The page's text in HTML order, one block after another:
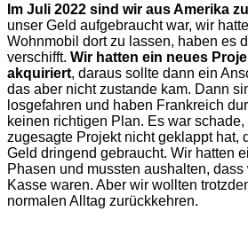
Im Juli 2022 sind wir aus Amerika
unser Geld aufgebraucht war, wir
Wohnmobil dort zu lassen, haben es
verschifft. Wir hatten ein neues
akquiriert, daraus sollte dann ein
das aber nicht zustande kam. Dann
losgefahren und haben Frankreich
keinen richtigen Plan. Es war
zugesagte Projekt nicht geklappt hat,
Geld dringend gebraucht. Wir hatten
Phasen und mussten aushalten,
Kasse waren. Aber wir wollten
normalen Alltag zurückkehren.